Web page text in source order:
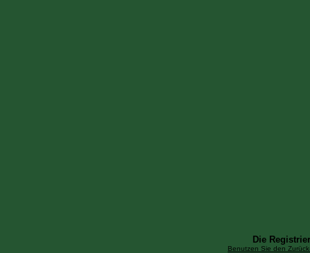
Die
Benutzen Sie den